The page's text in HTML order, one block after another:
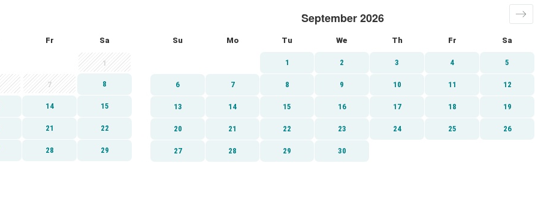
Fr Sa
1
7 8
14 15
21 22
28 29
September 2026
Su Mo Tu We Th Fr Sa
1 2 3 4 5
6 7 8 9 10 11 12
13 14 15 16 17 18 19
20 21 22 23 24 25 26
27 28 29 30